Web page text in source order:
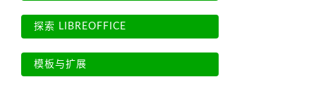
探索 LIBREOFFICE
模板与扩展